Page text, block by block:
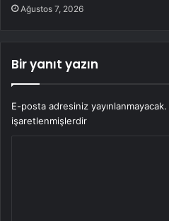
Ağustos 7, 2026
Bir yanıt yazın
E-posta adresiniz yayınlanmayacak.
işaretlenmişlerdir